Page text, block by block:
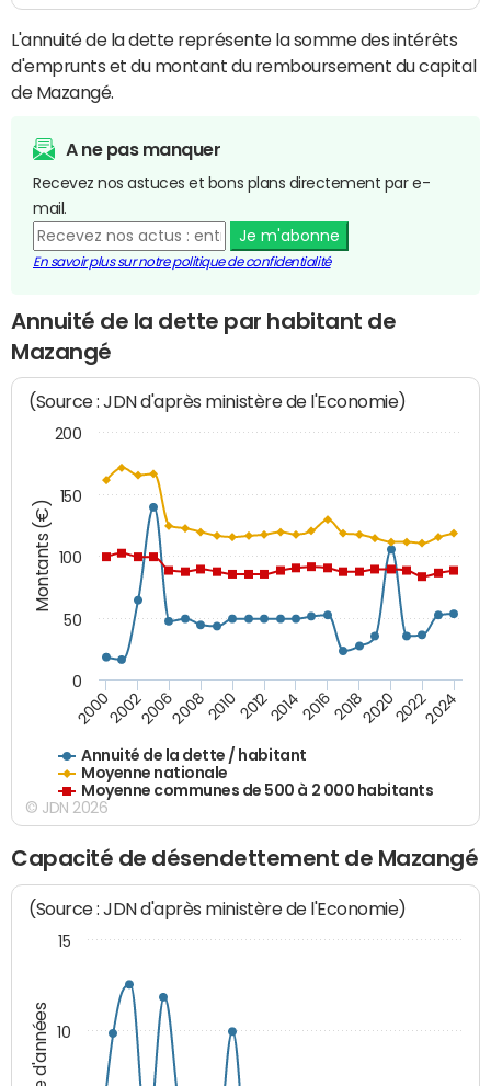
L'annuité de la dette représente la somme des intérêts
d'emprunts et du montant du remboursement du capital
de Mazangé.
A ne pas manquer
Recevez nos astuces et bons plans directement par e-
mail.
Je m'abonne
En savoir plus sur notre politique de confidentialité
Annuité de la dette par habitant de
Mazangé
Montants (€)
(Source : JDN d'après ministère de l'Economie)
Annuité de la dette / habitant
Moyenne nationale
Moyenne communes de 500 à 2 000 habitants
200020022006200820102012201420162018202020222024
0
50
100
150
200
© JDN 2026
Capacité de désendettement de Mazangé
(Source : JDN d'après ministère de l'Economie)
10
15